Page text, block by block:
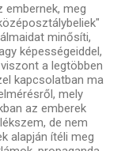
embernek, meg
minősíti,
képességeiddel,
a legtöbben
kapcsolatban ma
mely
az emberek
de nem
alapján ítéli meg